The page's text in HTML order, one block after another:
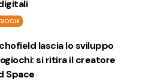
lascia lo sviluppo
si ritira il creatore
Space